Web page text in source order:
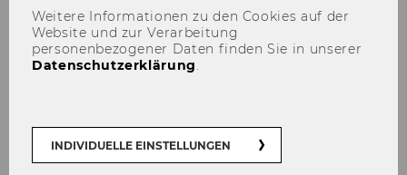
Field Course: Regulatory Economics
(Prof. Klaus Gugler, No. 1170).
Gugler, No. 1171).
Economics of Competition (Prof.
Weitere Informationen zu den Cookies auf der
Website und zur Verarbeitung
personenbezogener Daten finden Sie in unserer
Datenschutzerklärung
INDIVIDUELLE EINSTELLUNGEN